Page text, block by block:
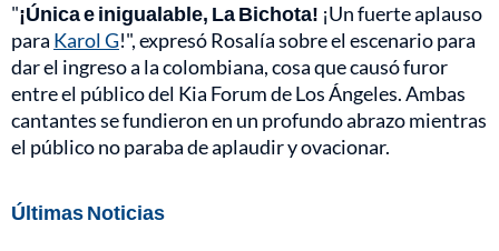
"¡Única e inigualable, La Bichota! ¡Un fuerte aplauso
para Karol G!", expresó Rosalía sobre el escenario para
dar el ingreso a la colombiana, cosa que causó furor
entre el público del Kia Forum de Los Ángeles. Ambas
cantantes se fundieron en un profundo abrazo mientras
el público no paraba de aplaudir y ovacionar.
Últimas Noticias